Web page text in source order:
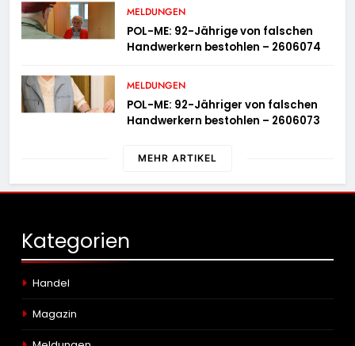
MELDUNGEN
POL-ME: 92-Jährige von falschen
Handwerkern bestohlen – 2606074
MELDUNGEN
POL-ME: 92-Jähriger von falschen
Handwerkern bestohlen – 2606073
MEHR ARTIKEL
Kategorien
Handel
Magazin